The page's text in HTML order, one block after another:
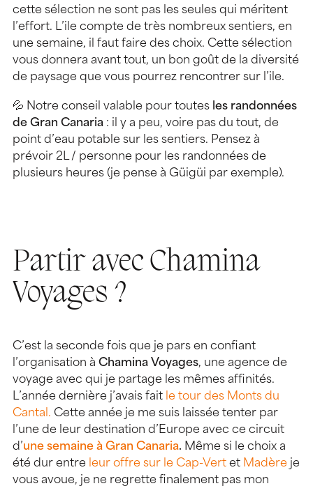
cette sélection ne sont pas les seules qui méritent
l’effort. L’ile compte de très nombreux sentiers, en
une semaine, il faut faire des choix. Cette sélection
vous donnera avant tout, un bon goût de la diversité
de paysage que vous pourrez rencontrer sur l’ile.
💦 Notre conseil valable pour toutes les randonnées
de Gran Canaria : il y a peu, voire pas du tout, de
point d’eau potable sur les sentiers. Pensez à
prévoir 2L / personne pour les randonnées de
plusieurs heures (je pense à Güigüi par exemple).
Partir avec Chamina
Voyages ?
C’est la seconde fois que je pars en confiant
l’organisation à Chamina Voyages, une agence de
voyage avec qui je partage les mêmes affinités.
L’année dernière j’avais fait le tour des Monts du
Cantal. Cette année je me suis laissée tenter par
l’une de leur destination d’Europe avec ce circuit
d’une semaine à Gran Canaria. Même si le choix a
été dur entre leur offre sur le Cap-Vert et Madère je
vous avoue, je ne regrette finalement pas mon